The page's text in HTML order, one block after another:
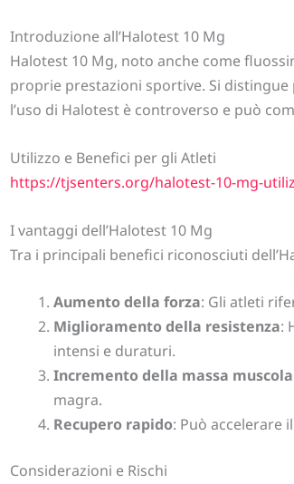
Introduzione all’Halotest 10 Mg
Halotest 10 Mg, noto anche come
proprie prestazioni sportive. Si distingue
l’uso di Halotest è controverso e può
Utilizzo e Benefici per gli Atleti
https://tjsenters.org/halotest-10-mg-
I vantaggi dell’Halotest 10 Mg
Tra i principali benefici riconosciuti
Aumento della forza: Gli atleti
Miglioramento della resistenza:
intensi e duraturi.
Incremento della massa
magra.
Recupero rapido: Può accelerare
Considerazioni e Rischi